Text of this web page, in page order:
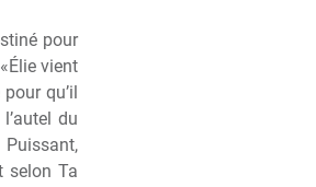
pour
vient
qu’il
du
selon Ta